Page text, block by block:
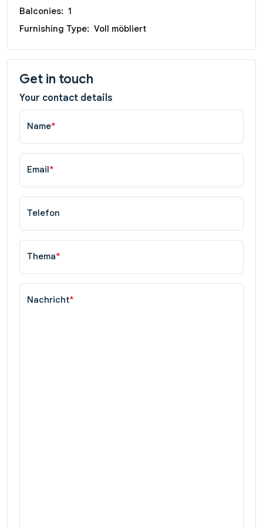
Balconies: 1
Furnishing Type: Voll möbliert
Get in touch
Your contact details
Name*
Email*
Telefon
Thema*
Nachricht*